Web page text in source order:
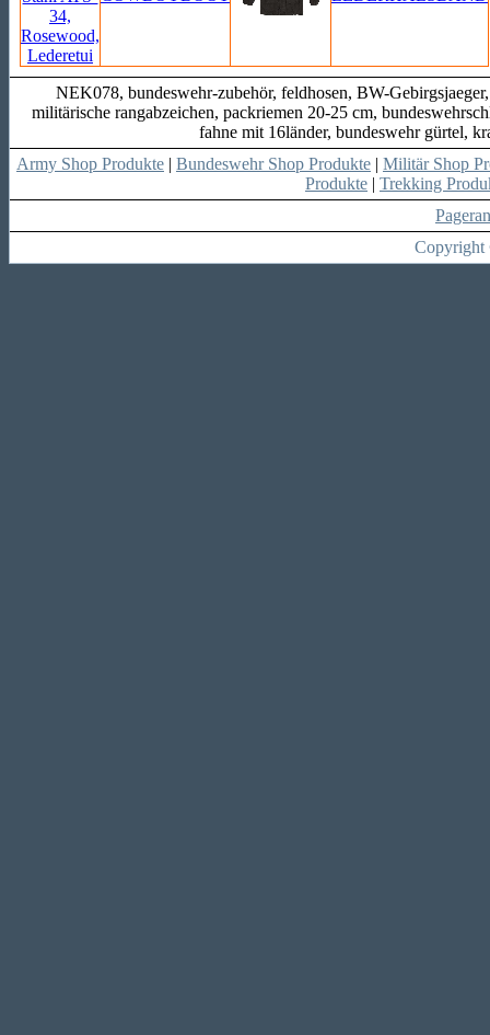
NEK078, bundeswehr-zubehör, feldhosen, BW-
militärische rangabzeichen, packriemen 20-25 cm,
fahne mit 16länder, bundeswehr gürtel,
Army Shop Produkte | Bundeswehr Shop Produkte | Militär Shop
Produkte | Trekking